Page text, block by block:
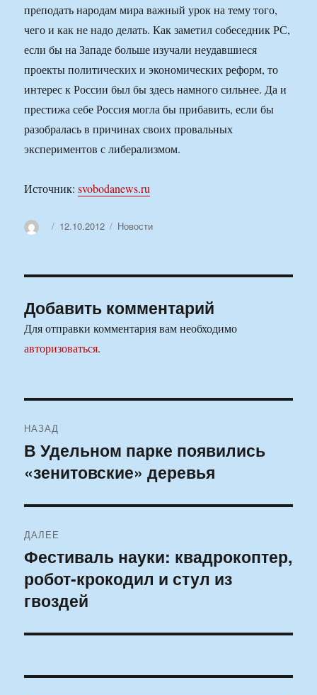
преподать народам мира важный урок на тему того,
чего и как не надо делать. Как заметил собеседник РС,
если бы на Западе больше изучали неудавшиеся
проекты политических и экономических реформ, то
интерес к России был бы здесь намного сильнее. Да и
престижа себе Россия могла бы прибавить, если бы
разобралась в причинах своих провальных
экспериментов с либерализмом.
Источник:svobodanews.ru
АвторОпубликовано
12.10.2012 Рубрики
Новости
Добавить комментарий
Для отправки комментария вам необходимо
авторизоваться.
по
записям
НАЗАД
Предыдущая
запись:
В Удельном парке появились
«зенитовские» деревья
ДАЛЕЕ
Следующая
запись:
Фестиваль науки: квадрокоптер,
робот-крокодил и стул из
гвоздей